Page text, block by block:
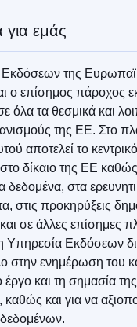
για εμάς
της
ο επίσημος πάροχος
όλα τα θεσμικά και
της ΕΕ. Στο
αποτελεί το
δίκαιο της ΕΕ καθώς
δεδομένα, στα
στις προκηρύξεις
σε άλλες επίσημες
Εκδόσεων
στην ενημέρωση του
έργο και τη σημασία
καθώς και για να